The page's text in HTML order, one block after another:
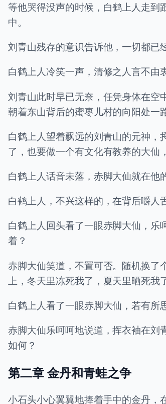
等他哭得没声的时候，白鹤上人走到
中。
刘青山残存的意识告诉他，一切都已
白鹤上人冷笑一声，清修之人言不由
刘青山此时早已无奈，任凭身体在空
朝着东山背后的蜜枣儿村的向阳处一
白鹤上人望着飘远的刘青山的元神
了，也要做一个有文化有教养的大仙
白鹤上人话音未落，赤脚大仙就在他
白鹤上人，不兴这样的，在背后嚼人
白鹤上人回头看了一眼赤脚大仙，
着？
赤脚大仙笑道，不置可否。随机换了
上，冬天里冻死我了，夏天里晒死
白鹤上人看了一眼赤脚大仙，若有所
赤脚大仙乐呵呵地说道，挥衣袖在刘
如何？
第二章 金丹和青蛙之争
小石头小心翼翼地捧着手中的金丹，